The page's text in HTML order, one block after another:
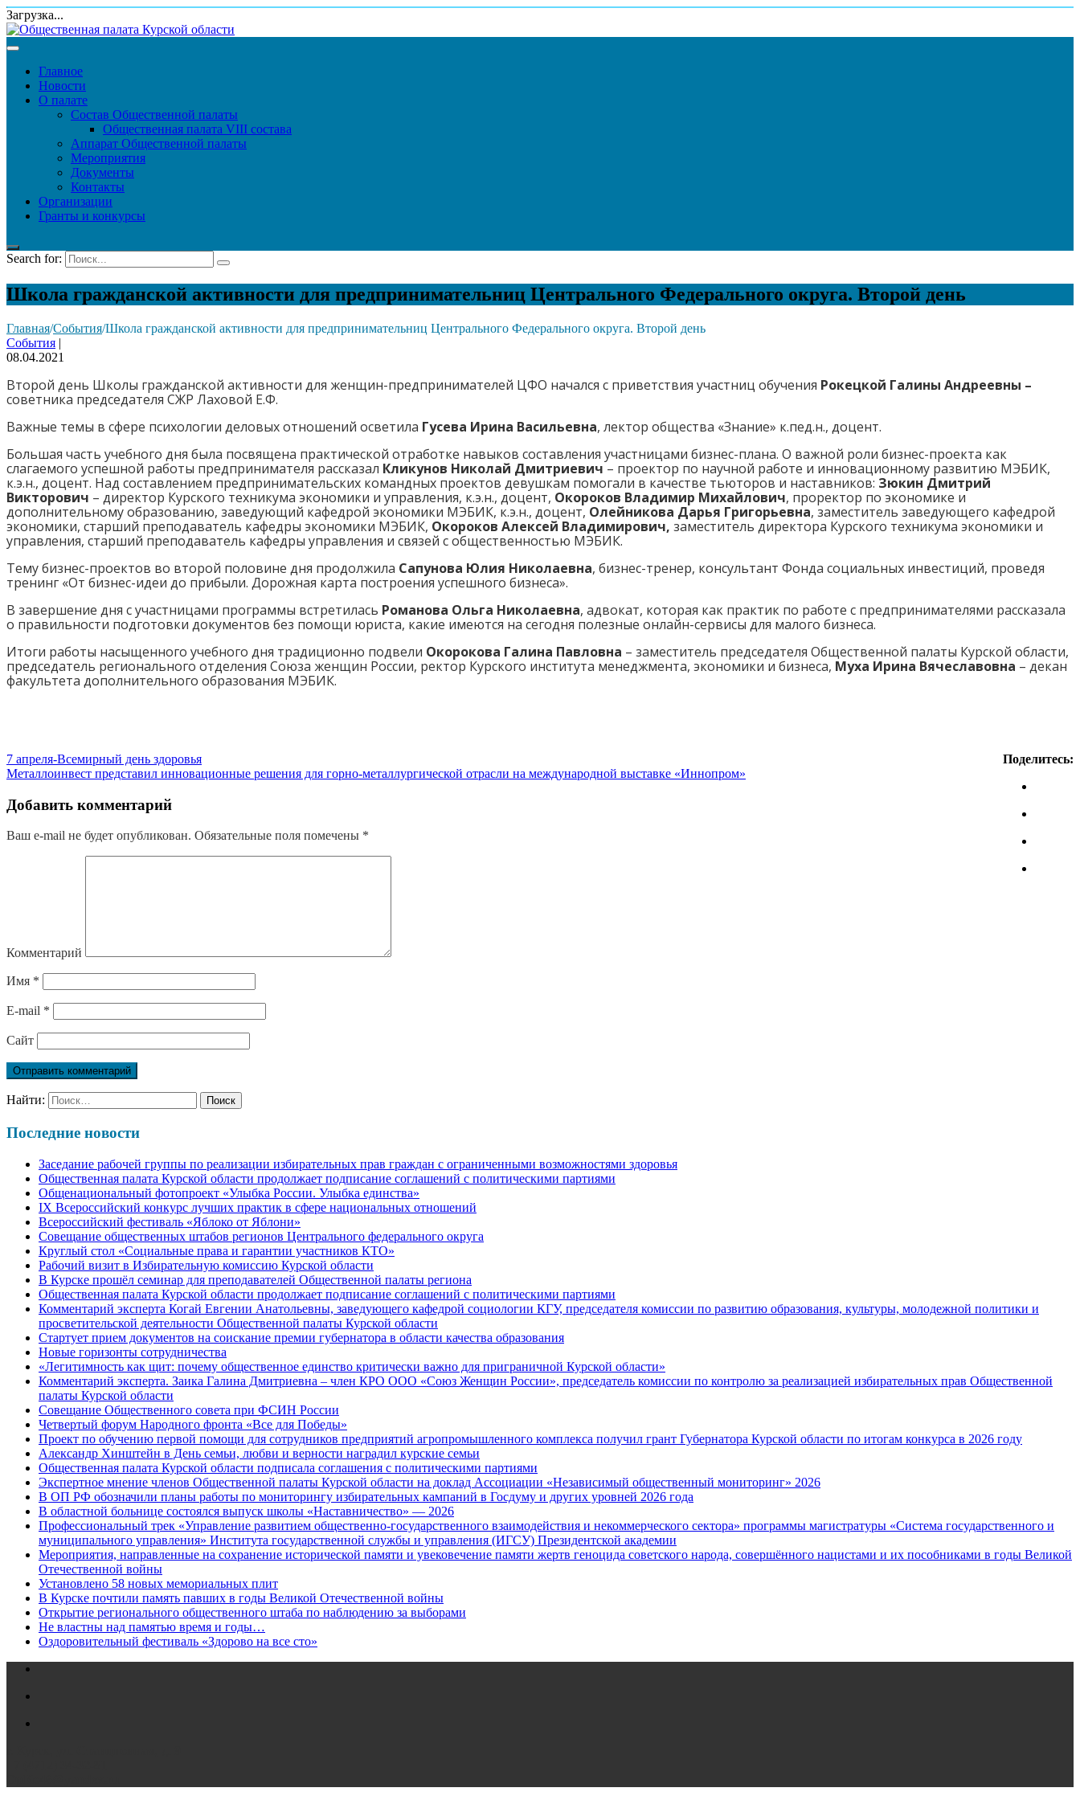
Загрузка...
Главное
Новости
О палате
Состав Общественной палаты
Общественная палата VIII состава
Аппарат Общественной палаты
Мероприятия
Документы
Контакты
Организации
Гранты и конкурсы
Search for:
Школа гражданской активности для предпринимательниц Центрального Федерального округа. Второй день
Главная/События/Школа гражданской активности для предпринимательниц Центрального Федерального округа. Второй день
События |
08.04.2021
Второй день Школы гражданской активности для женщин-предпринимателей ЦФО начался с приветствия участниц обучения Рокецкой Галины Андреевны –
советника председателя СЖР Лаховой Е.Ф.
Важные темы в сфере психологии деловых отношений осветила Гусева Ирина Васильевна, лектор общества «Знание» к.пед.н., доцент.
Большая часть учебного дня была посвящена практической отработке навыков составления участницами бизнес-плана. О важной роли бизнес-проекта как
слагаемого успешной работы предпринимателя рассказал Кликунов Николай Дмитриевич – проектор по научной работе и инновационному развитию МЭБИК,
к.э.н., доцент. Над составлением предпринимательских командных проектов девушкам помогали в качестве тьюторов и наставников: Зюкин Дмитрий
Викторович – директор Курского техникума экономики и управления, к.э.н., доцент, Окороков Владимир Михайлович, проректор по экономике и
дополнительному образованию, заведующий кафедрой экономики МЭБИК, к.э.н., доцент, Олейникова Дарья Григорьевна, заместитель заведующего кафедрой
экономики, старший преподаватель кафедры экономики МЭБИК, Окороков Алексей Владимирович, заместитель директора Курского техникума экономики и
управления, старший преподаватель кафедры управления и связей с общественностью МЭБИК.
Тему бизнес-проектов во второй половине дня продолжила Сапунова Юлия Николаевна, бизнес-тренер, консультант Фонда социальных инвестиций, проведя
тренинг «От бизнес-идеи до прибыли. Дорожная карта построения успешного бизнеса».
В завершение дня с участницами программы встретилась Романова Ольга Николаевна, адвокат, которая как практик по работе с предпринимателями рассказала
о правильности подготовки документов без помощи юриста, какие имеются на сегодня полезные онлайн-сервисы для малого бизнеса.
Итоги работы насыщенного учебного дня традиционно подвели Окорокова Галина Павловна – заместитель председателя Общественной палаты Курской области,
председатель регионального отделения Союза женщин России, ректор Курского института менеджмента, экономики и бизнеса, Муха Ирина Вячеславовна – декан
факультета дополнительного образования МЭБИК.
Поделитесь:
7 апреля-Всемирный день здоровья
Металлоинвест представил инновационные решения для горно-металлургической отрасли на международной выставке «Иннопром»
Добавить комментарий
Ваш e-mail не будет опубликован. Обязательные поля помечены *
Комментарий
Имя *
E-mail *
Сайт
Найти:
Последние новости
Заседание рабочей группы по реализации избирательных прав граждан с ограниченными возможностями здоровья
Общественная палата Курской области продолжает подписание соглашений с политическими партиями
Общенациональный фотопроект «Улыбка России. Улыбка единства»
IХ Всероссийский конкурс лучших практик в сфере национальных отношений
Всероссийский фестиваль «Яблоко от Яблони»
Совещание общественных штабов регионов Центрального федерального округа
Круглый стол «Социальные права и гарантии участников КТО»
Рабочий визит в Избирательную комиссию Курской области
В Курске прошёл семинар для преподавателей Общественной палаты региона
Общественная палата Курской области продолжает подписание соглашений с политическими партиями
Комментарий эксперта Когай Евгении Анатольевны, заведующего кафедрой социологии КГУ, председателя комиссии по развитию образования, культуры, молодежной политики и
просветительской деятельности Общественной палаты Курской области
Стартует прием документов на соискание премии губернатора в области качества образования
Новые горизонты сотрудничества
«Легитимность как щит: почему общественное единство критически важно для приграничной Курской области»
Комментарий эксперта. Заика Галина Дмитриевна – член КРО ООО «Союз Женщин России», председатель комиссии по контролю за реализацией избирательных прав Общественной
палаты Курской области
Совещание Общественного совета при ФСИН России
Четвертый форум Народного фронта «Все для Победы»
Проект по обучению первой помощи для сотрудников предприятий агропромышленного комплекса получил грант Губернатора Курской области по итогам конкурса в 2026 году
Александр Хинштейн в День семьи, любви и верности наградил курские семьи
Общественная палата Курской области подписала соглашения с политическими партиями
Экспертное мнение членов Общественной палаты Курской области на доклад Ассоциации «Независимый общественный мониторинг» 2026
В ОП РФ обозначили планы работы по мониторингу избирательных кампаний в Госдуму и других уровней 2026 года
В областной больнице состоялся выпуск школы «Наставничество» — 2026
Профессиональный трек «Управление развитием общественно-государственного взаимодействия и некоммерческого сектора» программы магистратуры «Система государственного и
муниципального управления» Института государственной службы и управления (ИГСУ) Президентской академии
Мероприятия, направленные на сохранение исторической памяти и увековечение памяти жертв геноцида советского народа, совершённого нацистами и их пособниками в годы Великой
Отечественной войны
Установлено 58 новых мемориальных плит
В Курске почтили память павших в годы Великой Отечественной войны
Открытие регионального общественного штаба по наблюдению за выборами
Не властны над памятью время и годы…
Оздоровительный фестиваль «Здорово на все сто»